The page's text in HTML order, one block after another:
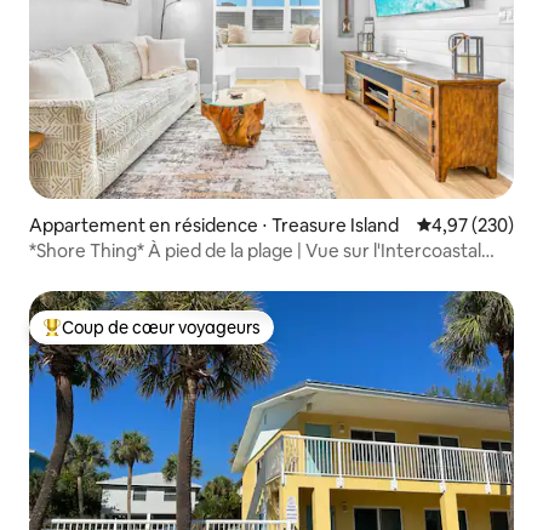
Appartement en résidence ⋅ Treasure Island Évaluation
4,97 (230)
*Shore Thing* À pied de la plage | Vue sur l'Intercoastal
Coups de cœur voyageurs les plus appréciés
Coup de cœur voyageurs